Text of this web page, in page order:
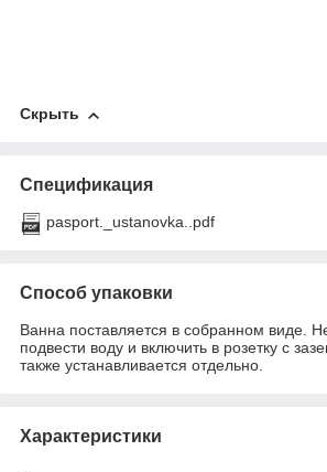
Скрыть
Спецификация
pasport._ustanovka..pdf
Способ упаковки
Ванна поставляется в собранном виде.
подвести воду и включить в розетку с
также устанавливается отдельно.
Характеристики